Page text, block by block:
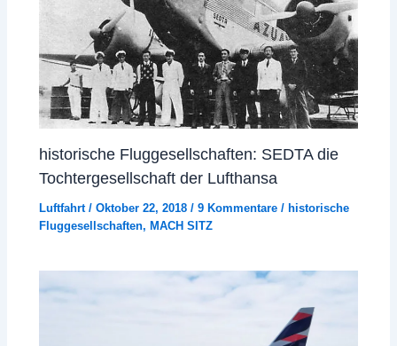
historische Fluggesellschaften: SEDTA die
Tochtergesellschaft der Lufthansa
Luftfahrt/Oktober 22, 2018/9 Kommentare / historische
Fluggesellschaften, MACH SITZ